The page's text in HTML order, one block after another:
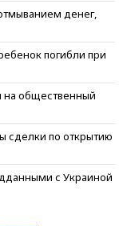
денег,
погибли при
на общественный
сделки по открытию
с Украиной